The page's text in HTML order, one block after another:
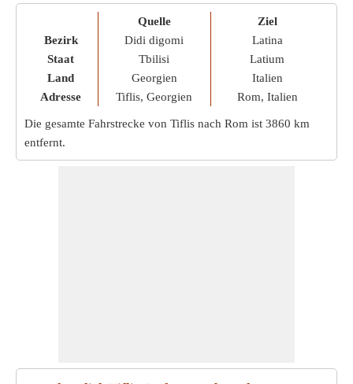
Bezirk
Staat
Land
Adresse
Quelle
Didi digomi
Tbilisi
Georgien
Tiflis, Georgien
Ziel
Latina
Latium
Italien
Rom, Italien
Die gesamte Fahrstrecke von Tiflis nach Rom ist 3860 km
entfernt.